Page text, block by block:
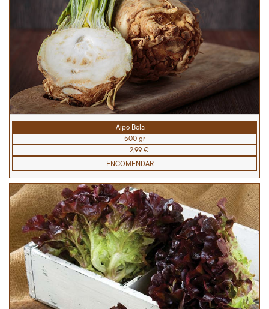
Aipo Bola
500 gr
2,99 €
ENCOMENDAR